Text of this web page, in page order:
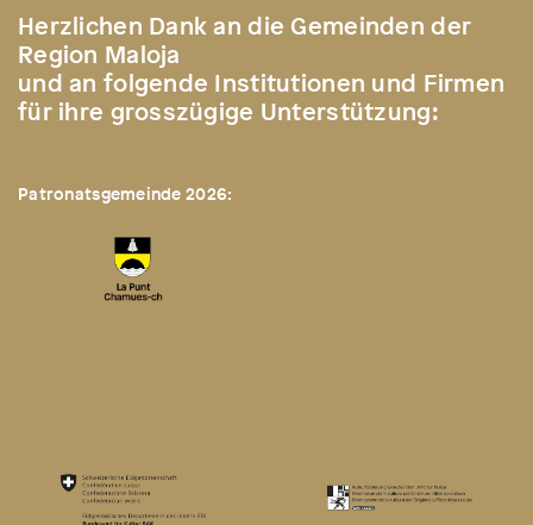
Herzlichen Dank an die Gemeinden der
Region Maloja
und an folgende Institutionen und Firmen
für ihre grosszügige Unterstützung:
Patronatsgemeinde 2026: